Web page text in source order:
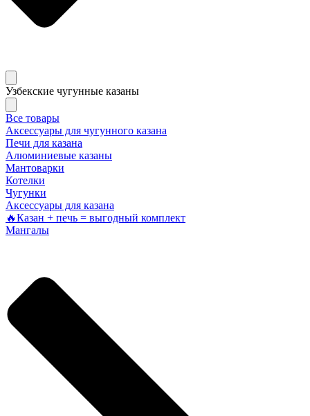
Узбекские чугунные казаны
Все товары
Аксессуары для чугунного казана
Печи для казана
Алюминиевые казаны
Мантоварки
Котелки
Чугунки
Аксессуары для казана
🔥Казан + печь = выгодный комплект
Мангалы